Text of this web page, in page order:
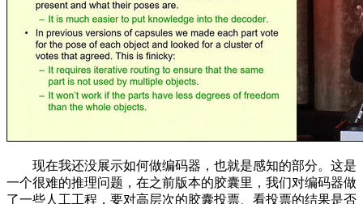
现在我还没展示如何做编码器，也就是感知的部分。这是
一个很难的推理问题，在之前版本的胶囊里，我们对编码器做
了一些人工工程，要对高层次的胶囊投票、看投票的结果是否